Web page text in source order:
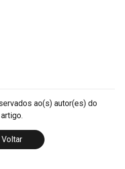
ao(s) autor(es) do
artigo.
Voltar